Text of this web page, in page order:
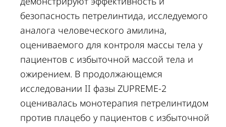
безопасность петрелинтида, исследуемого
аналога человеческого амилина,
оцениваемого для контроля массы тела у
пациентов с избыточной массой тела и
ожирением. В продолжающемся
исследовании II фазы ZUPREME-2
оценивалась монотерапия петрелинтидом
против плацебо у пациентов с избыточной